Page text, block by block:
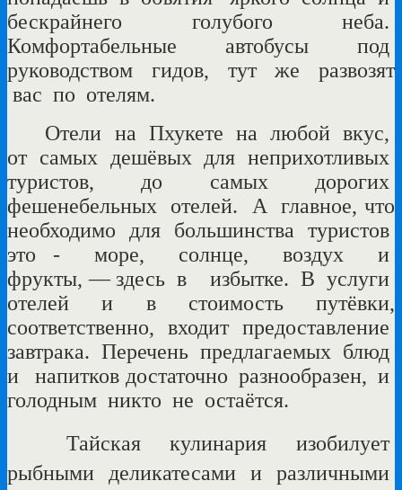
бескрайнего
голубого
неба.
Комфортабельные
автобусы
под
руководством
гидов, тут же
развозят
вас по отелям.
Отели на Пхукете на любой вкус,
от самых дешёвых для неприхотливых
туристов,
до самых
дорогих
фешенебельных отелей. А главное, что
необходимо
для большинства туристов
это -
море, солнце, воздух
и
фрукты, — здесь в избытке. В услуги
отелей
и в стоимость
путёвки,
соответственно, входит предоставление
завтрака. Перечень предлагаемых блюд
и
напитков достаточно разнообразен, и
голодным никто не остаётся.
Тайскаякулинария
изобилует
рыбными
деликатесами и
различными